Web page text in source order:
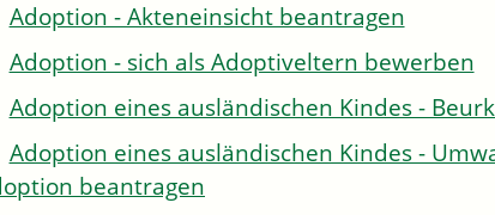
Adoption - Akteneinsicht beantragen
Adoption - sich als Adoptiveltern bewerben
Adoption eines ausländischen Kindes -
Adoption eines ausländischen Kindes -
beantragen